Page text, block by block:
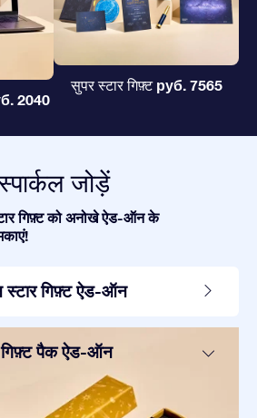
2040
सुपर स्टार गिफ़्ट руб. 7565
जोड़ें
गिफ़्ट को अनोखे ऐड-ऑन के
गिफ़्ट ऐड-ऑन
पैक ऐड-ऑन